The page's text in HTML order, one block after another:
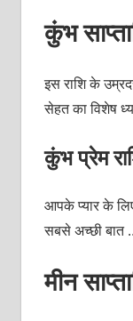
कुंभ
इस राशि के
सेहत का विशेष
कुंभ प्रेम
आपके प्यार के
सबसे अच्छी बात
मीन